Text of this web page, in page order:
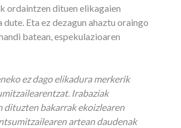
ordaintzen dituen elikagaien
dute. Eta ez dezagun ahaztu oraingo
batean, espekulazioaren
ez dago elikadura merkerik
Irabaziak
dituzten bakarrak ekoizlearen
artean daudenak